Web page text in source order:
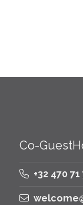
Co-
+32 470